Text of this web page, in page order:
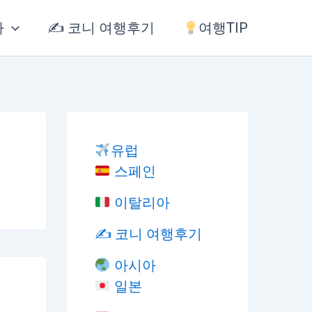
✍️ 코니 여행후기 여행TIP
유럽
스페인
이탈리아
✍️ 코니 여행후기
아시아
일본